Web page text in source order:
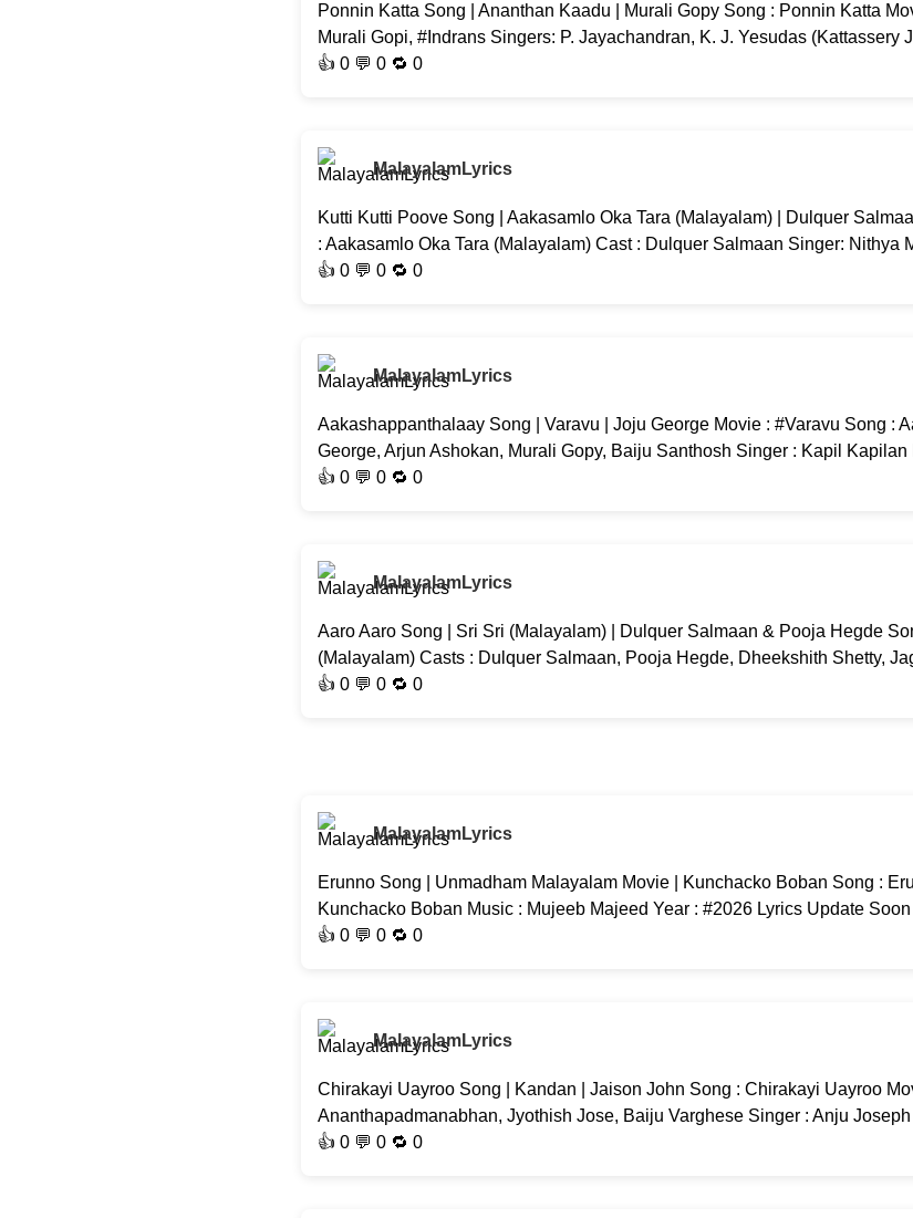
Ponnin Katta Song | Ananthan Kaadu | Murali Gopy Song : Ponnin Katta
Murali Gopi, #Indrans Singers: P. Jayachandran, K. J. Yesudas (Kattassery
👍 0 💬 0 🔁 0
MalayalamLyrics
Kutti Kutti Poove Song | Aakasamlo Oka Tara (Malayalam) | Dulquer
: Aakasamlo Oka Tara (Malayalam) Cast : Dulquer Salmaan Singer: Nithya
👍 0 💬 0 🔁 0
MalayalamLyrics
Aakashappanthalaay Song | Varavu | Joju George Movie : #Varavu Song :
George, Arjun Ashokan, Murali Gopy, Baiju Santhosh Singer : Kapil Kapilan
👍 0 💬 0 🔁 0
MalayalamLyrics
Aaro Aaro Song | Sri Sri (Malayalam) | Dulquer Salmaan & Pooja Hegde
(Malayalam) Casts : Dulquer Salmaan, Pooja Hegde, Dheekshith Shetty,
👍 0 💬 0 🔁 0
MalayalamLyrics
Erunno Song | Unmadham Malayalam Movie | Kunchacko Boban Song :
Kunchacko Boban Music : Mujeeb Majeed Year : #2026 Lyrics Update
👍 0 💬 0 🔁 0
MalayalamLyrics
Chirakayi Uayroo Song | Kandan | Jaison John Song : Chirakayi Uayroo
Ananthapadmanabhan, Jyothish Jose, Baiju Varghese Singer : Anju
👍 0 💬 0 🔁 0